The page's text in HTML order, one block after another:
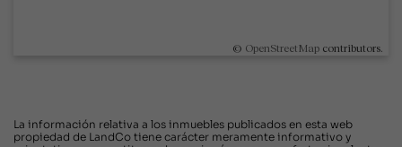
© OpenStreetMap contributors.
La información relativa a los inmuebles publicados en esta web
propiedad de LandCo tiene carácter meramente informativo y